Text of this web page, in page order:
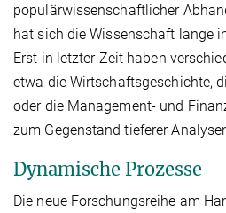
populärwissenschaftlicher
hat sich die Wissenschaft lange
Erst in letzter Zeit haben
etwa die Wirtschaftsgeschichte,
oder die Management- und
zum Gegenstand tieferer
Dynamische Prozesse
Die neue Forschungsreihe am